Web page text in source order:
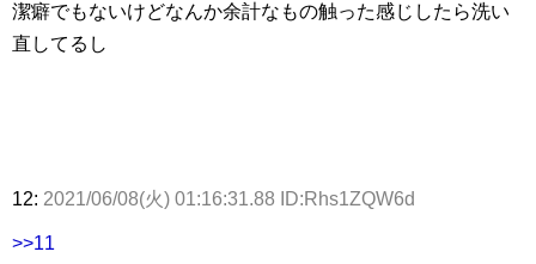
潔癖でもないけどなんか余計なもの触った感じしたら洗い
直してるし
12: 2021/06/08(火) 01:16:31.88 ID:Rhs1ZQW6d
>>11